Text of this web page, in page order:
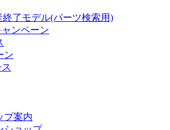
終了モデル(パーツ検索用)
ャンペーン
ン
プ案内